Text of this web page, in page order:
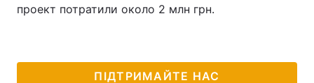
проект потратили около 2 млн грн.
ПІДТРИМАЙТЕ НАС